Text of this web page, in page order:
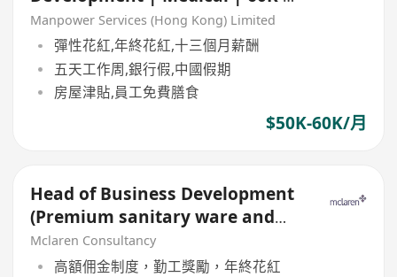
13 | Based in China
Manpower Services (Hong Kong) Limited
彈性花紅,年終花紅,十三個月薪酬
五天工作周,銀行假,中國假期
房屋津貼,員工免費膳食
$50K-60K/月
Head of Business Development
(Premium sanitary ware and
Bathroom solutions)
Mclaren Consultancy
高額佣金制度，勤工獎勵，年終花紅